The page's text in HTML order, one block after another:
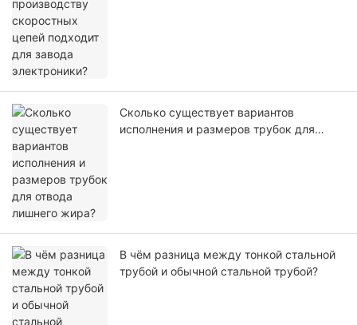
Сколько существует вариантов
исполнения и размеров трубок для
В чём разница между тонкой стальной
трубой и обычной стальной трубой?